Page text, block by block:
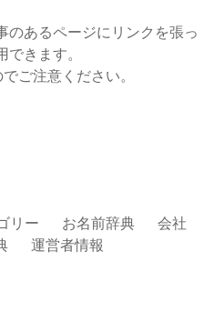
のあるページにリンクを張っ
きます。
ご注意ください。
リー お名前辞典
会社
運営者情報